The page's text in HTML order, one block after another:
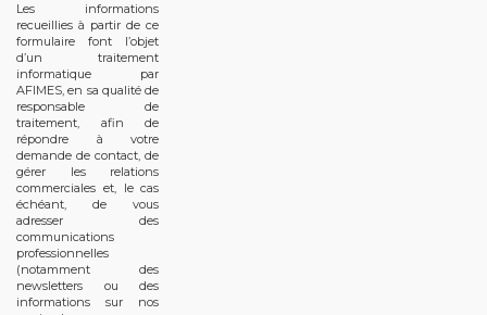
Les informations
recueillies à partir de ce
formulaire font l’objet
d’un traitement
informatique par
AFIMES, en sa qualité de
responsable de
traitement, afin de
répondre à votre
demande de contact, de
gérer les relations
commerciales et, le cas
échéant, de vous
adresser des
communications
professionnelles
(notamment des
newsletters ou des
informations sur nos